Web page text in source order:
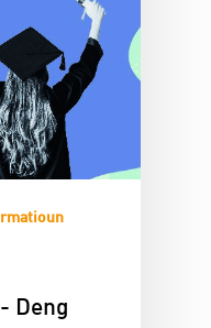
Deng